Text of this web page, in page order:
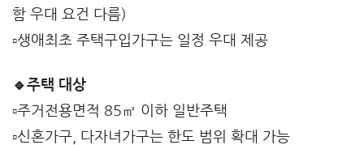
함 우대 요건 다름)
▫️생애최초 주택구입가구는 일정 우대 제공
🔹주택 대상
▫️주거전용면적 85㎡ 이하 일반주택
▫️신혼가구, 다자녀가구는 한도 범위 확대 가능